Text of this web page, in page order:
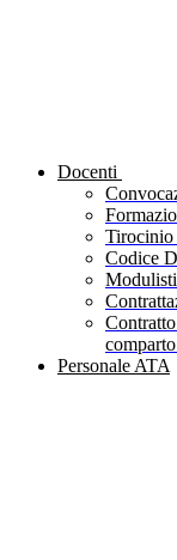
Docenti
Tirocinio
Codice
Personale ATA